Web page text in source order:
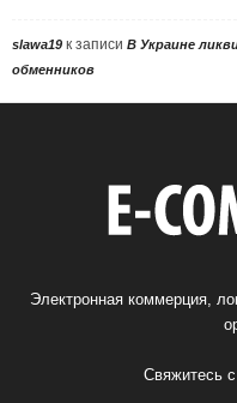
slawa19 к записи В Украине
обменников
Электронная коммерция,
Свяжитесь